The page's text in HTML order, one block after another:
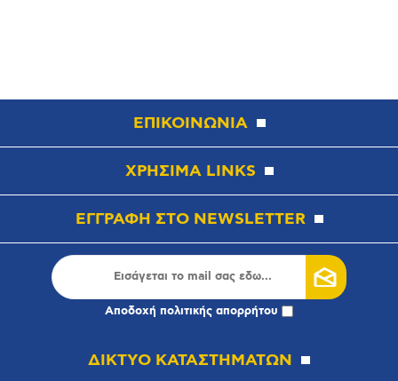
ΕΠΙΚΟΙΝΩΝΙΑ
ΧΡΗΣΙΜΑ LINKS
ΕΓΓΡΑΦΗ ΣΤΟ NEWSLETTER
Αποδοχή πολιτικής απορρήτου
ΔΙΚΤΥΟ ΚΑΤΑΣΤΗΜΑΤΩΝ